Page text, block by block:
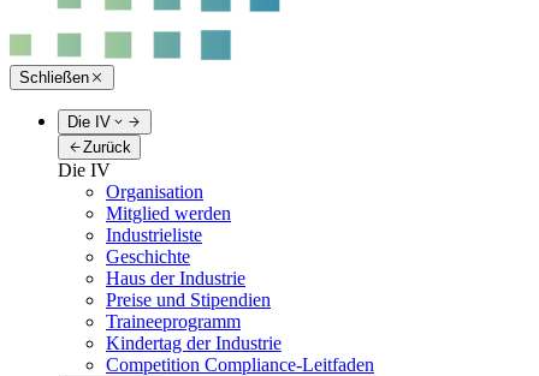
Schließen
Die IV
Zurück
Die IV
Organisation
Mitglied werden
Industrieliste
Geschichte
Haus der Industrie
Preise und Stipendien
Traineeprogramm
Kindertag der Industrie
Competition Compliance-Leitfaden